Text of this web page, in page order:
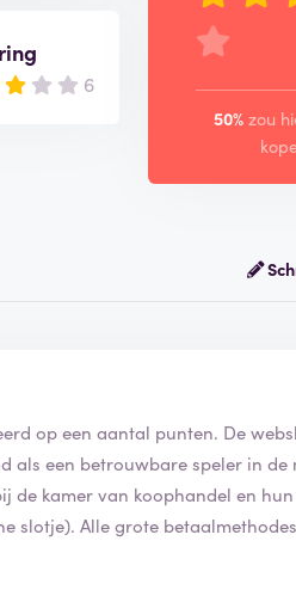
6
50% zou
op een aantal punten. De
als een betrouwbare speler in de
kamer van koophandel en
slotje). Alle grote